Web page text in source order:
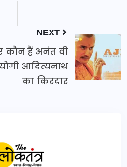
NEXT
कौन हैं अनंत वी
आदित्यनाथ
का किरदार